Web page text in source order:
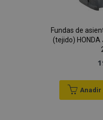
Fundas de
(tejido)
Anadir